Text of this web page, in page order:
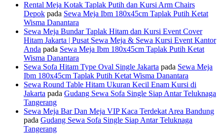
Rental Meja Kotak Taplak Putih dan Kursi Arm Chairs
Depok pada Sewa Meja Ibm 180x45cm Taplak Putih Ketat
Wisma Danantara
Sewa Meja Bundar Taplak Hitam dan Kursi Event Cover
Hitam Jakarta | Pusat Sewa Meja & Sewa Kursi Event Kantor
Anda pada Sewa Meja Ibm 180x45cm Taplak Putih Ketat
Wisma Danantara
Sewa Sofa Hitam Type Oval Single Jakarta pada Sewa Meja
Ibm 180x45cm Taplak Putih Ketat Wisma Danantara
Sewa Round Table Hitam Ukuran Kecil Enam Kursi di
Jakarta pada Gudang Sewa Sofa Single Siap Antar Teluknaga
Tangerang
Sewa Meja Bar Dan Meja VIP Kaca Terdekat Area Bandung
pada Gudang Sewa Sofa Single Siap Antar Teluknaga
Tangerang